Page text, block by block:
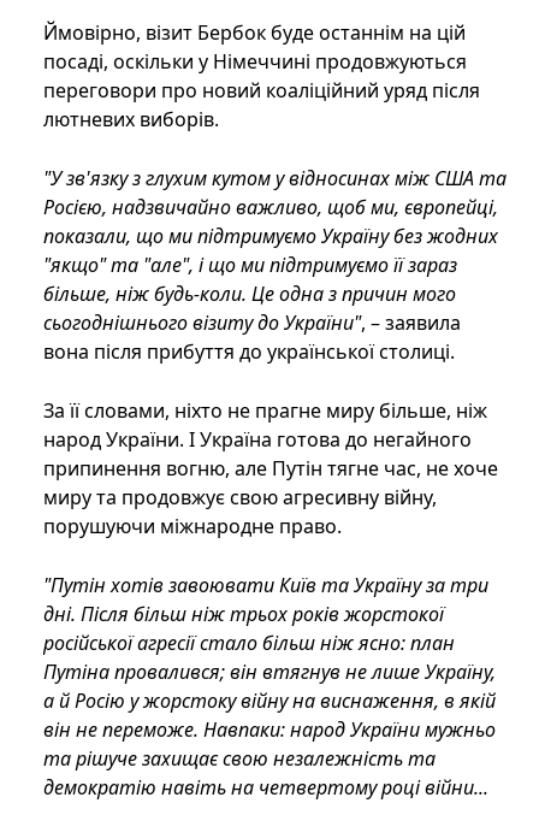
Ймовірно, візит Бербок буде останнім на цій
посаді, оскільки у Німеччині продовжуються
переговори про новий коаліційний уряд після
лютневих виборів.
"У зв'язку з глухим кутом у відносинах між США та
Росією, надзвичайно важливо, щоб ми, європейці,
показали, що ми підтримуємо Україну без жодних
"якщо" та "але", і що ми підтримуємо її зараз
більше, ніж будь-коли. Це одна з причин мого
сьогоднішнього візиту до України", – заявила
вона після прибуття до української столиці.
За її словами, ніхто не прагне миру більше, ніж
народ України. І Україна готова до негайного
припинення вогню, але Путін тягне час, не хоче
миру та продовжує свою агресивну війну,
порушуючи міжнародне право.
"Путін хотів завоювати Київ та Україну за три
дні. Після більш ніж трьох років жорстокої
російської агресії стало більш ніж ясно: план
Путіна провалився; він втягнув не лише Україну,
а й Росію у жорстоку війну на виснаження, в якій
він не переможе. Навпаки: народ України мужньо
та рішуче захищає свою незалежність та
демократію навіть на четвертому році війни...